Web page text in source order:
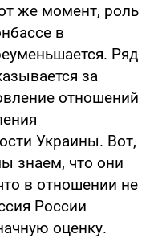
же момент, роль
в
Ряд
за
отношений
Украины. Вот,
знаем, что они
в отношении не
России
оценку.